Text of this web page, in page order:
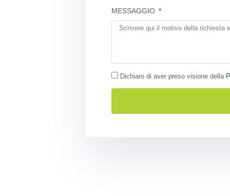
MESSAGGIO
Dichiaro di aver preso visione della